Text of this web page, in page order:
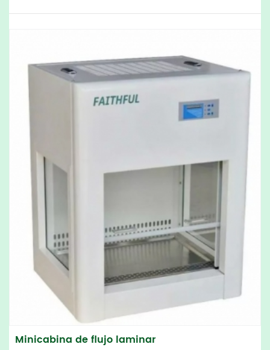
Minicabina de flujo laminar